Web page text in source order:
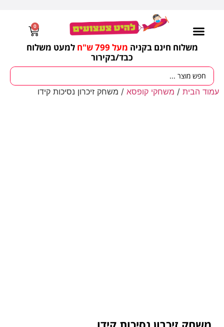
משלוח חינם בקניה מעל 799 ש"ח
למעט משלוח
כבד/בקירור
0
עמוד הבית / משחקי קופסא / משחק זיכרון נסיכות קידו